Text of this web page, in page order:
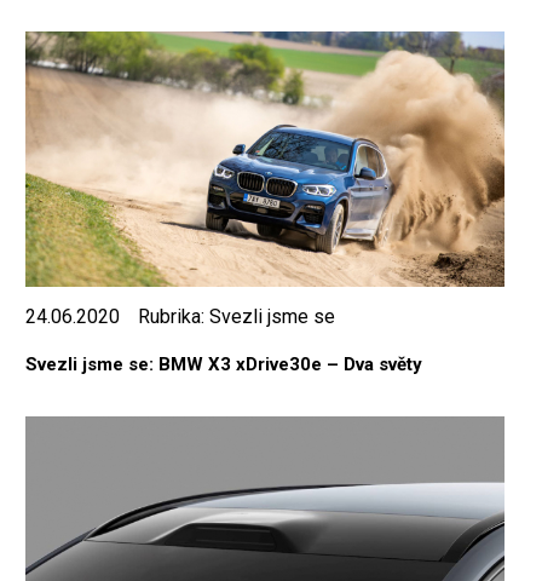
24.06.2020 Rubrika: Svezli jsme se
Svezli jsme se: BMW X3 xDrive30e – Dva světy